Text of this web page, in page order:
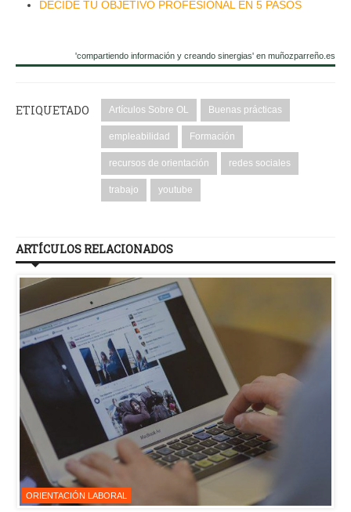
DECIDE TU OBJETIVO PROFESIONAL EN 5 PASOS
'compartiendo información y creando sinergias' en muñozparreño.es
ETIQUETADO Artículos Sobre OL Buenas prácticas
empleabilidad Formación
recursos de orientación redes sociales
trabajo youtube
ARTÍCULOS RELACIONADOS
ORIENTACIÓN LABORAL